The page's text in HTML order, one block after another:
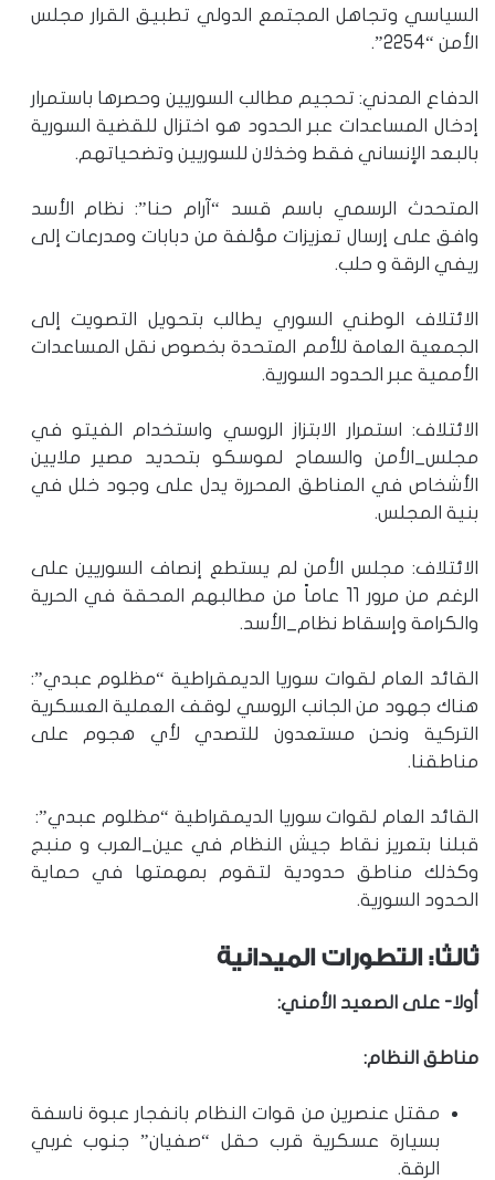
السياسي وتجاهل المجتمع الدولي تطبيق القرار مجلس
الأمن “2254”.
الدفاع المدني: تحجيم مطالب السوريين وحصرها باستمرار
إدخال المساعدات عبر الحدود هو اختزال للقضية السورية
بالبعد الإنساني فقط وخذلان للسوريين وتضحياتهم.
المتحدث الرسمي باسم قسد “آرام حنا”: نظام الأسد
وافق على إرسال تعزيزات مؤلفة من دبابات ومدرعات إلى
ريفي الرقة و حلب.
الائتلاف الوطني السوري يطالب بتحويل التصويت إلى
الجمعية العامة للأمم المتحدة بخصوص نقل المساعدات
الأممية عبر الحدود السورية.
الائتلاف: استمرار الابتزاز الروسي واستخدام الفيتو في
مجلس_الأمن والسماح لموسكو بتحديد مصير ملايين
الأشخاص في المناطق المحررة يدل على وجود خلل في
بنية المجلس.
الائتلاف: مجلس الأمن لم يستطع إنصاف السوريين على
الرغم من مرور 11 عاماً من مطالبهم المحقة في الحرية
والكرامة وإسقاط نظام_الأسد.
القائد العام لقوات سوريا الديمقراطية “مظلوم عبدي”:
هناك جهود من الجانب الروسي لوقف العملية العسكرية
التركية ونحن مستعدون للتصدي لأي هجوم على
مناطقنا.
القائد العام لقوات سوريا الديمقراطية “مظلوم عبدي”:
قبلنا بتعريز نقاط جيش النظام في عين_العرب و منبج
وكذلك مناطق حدودية لتقوم بمهمتها في حماية
الحدود السورية.
ثالثا: التطورات الميدانية
أولا- على الصعيد الأمني:
مناطق النظام:
مقتل عنصرين من قوات النظام بانفجار عبوة ناسفة
بسيارة عسكرية قرب حقل “صفيان” جنوب غربي
الرقة.